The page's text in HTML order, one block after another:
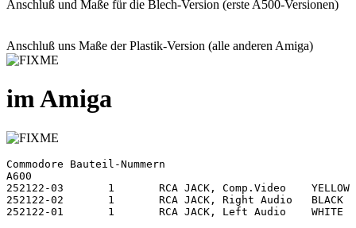
Anschluß und Maße für die Blech-Version (erste A500-Versionen)
Anschluß uns Maße der Plastik-Version (alle anderen Amiga)
im Amiga
Commodore Bauteil-Nummern
A600
252122-03	1	RCA JACK, Comp.Video	YELLOW	Print (Cinch)	CN10,
252122-02	1	RCA JACK, Right Audio	BLACK	Print (Cinch)	CN3,
252122-01	1	RCA JACK, Left Audio	WHITE	Print (Cinch)	CN4,